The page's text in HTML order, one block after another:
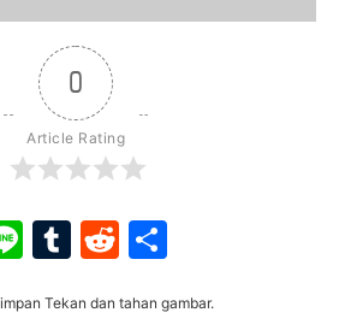
0
Article Rating
LineTumblr
Reddit
Tekan dan tahan gambar.